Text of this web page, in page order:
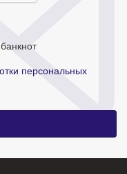
персональных